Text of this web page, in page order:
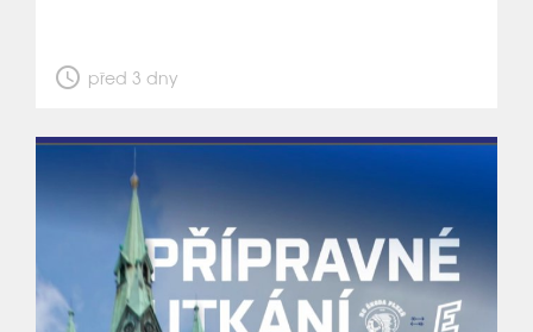
schedule před 3 dny